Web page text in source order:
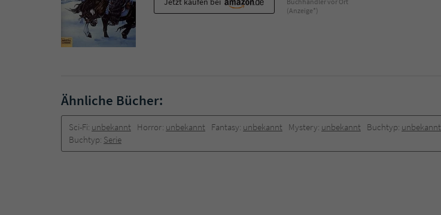
(Anzeige*)
Ähnliche Bücher:
Sci-Fi: unbekannt Horror: unbekannt Fantasy: unbekannt Mystery: unbekannt Buchtyp: unbekannt
Buchtyp: Serie
Name fe_typo_user